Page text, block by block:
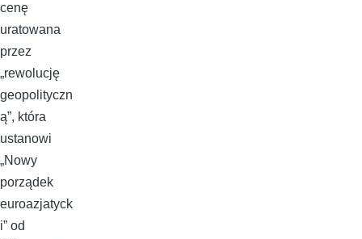
cenę
uratowana
przez
„rewolucję
geopolityczn
ą”, która
ustanowi
„Nowy
porządek
euroazjatyck
i” od